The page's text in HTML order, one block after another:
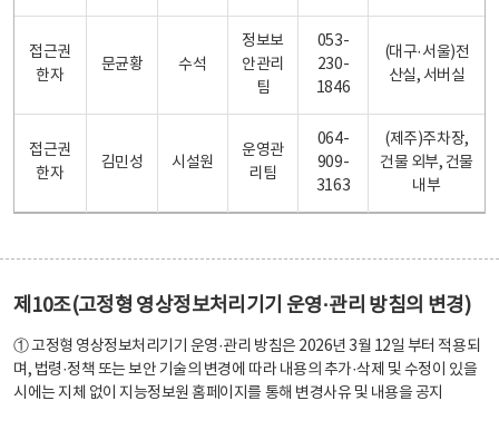
접근권
한자
문균황 수석
정보보
안관리
팀
053-
230-
1846
(대구·서울)전
산실, 서버실
접근권
한자
김민성 시설원
운영관
리팀
064-
909-
3163
(제주)주차장,
건물 외부, 건물
내부
제10조(고정형 영상정보처리기기 운영·관리 방침의 변경)
① 고정형 영상정보처리기기 운영·관리 방침은 2026년 3월 12일 부터 적용되
며, 법령·정책 또는 보안 기술의 변경에 따라 내용의 추가·삭제 및 수정이 있을
시에는 지체 없이 지능정보원 홈페이지를 통해 변경사유 및 내용을 공지